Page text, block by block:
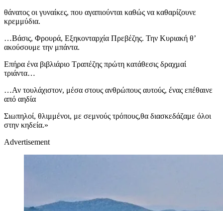
θάνατος οι γυναίκες, που αγαπιούνται καθώς να καθαρίζουνε
κρεμμύδια.
…Βάσις, Φρουρά, Εξηκονταρχία Πρεβέζης. Την Κυριακή θ’
ακούσουμε την μπάντα.
Επήρα ένα βιβλιάριο Τραπέζης πρώτη κατάθεσις δραχμαί
τριάντα…
…Αν τουλάχιστον, μέσα στους ανθρώπους αυτούς, ένας επέθαινε
από αηδία
Σιωπηλοί, θλιμμένοι, με σεμνούς τρόπους,θα διασκεδάζαμε όλοι
στην κηδεία.»
Advertisement